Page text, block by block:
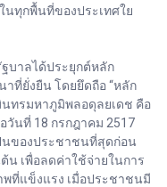
นทุกพื้นที่ของประเทศใย
บาลได้ประยุกต์หลัก
ที่ยั่งยืน โดยยึดถือ “หลัก
นทรมหาภูมิพลอดุลยเดช คือ
วันที่ 18 กรกฎาคม 2517
นของประชาชนที่สุดก่อน
เพื่อลดค่าใช้จ่ายในการ
พที่แข็งแรง เมื่อประชาชนมี